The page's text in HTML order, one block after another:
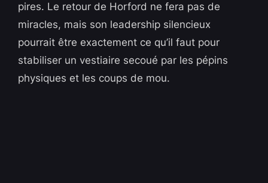
pires. Le retour de Horford ne fera pas de
miracles, mais son leadership silencieux
pourrait être exactement ce qu’il faut pour
stabiliser un vestiaire secoué par les pépins
physiques et les coups de mou.